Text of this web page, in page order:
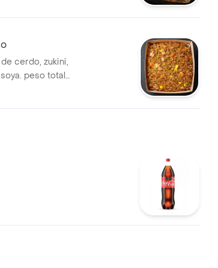
cerdo, zukini,
peso total